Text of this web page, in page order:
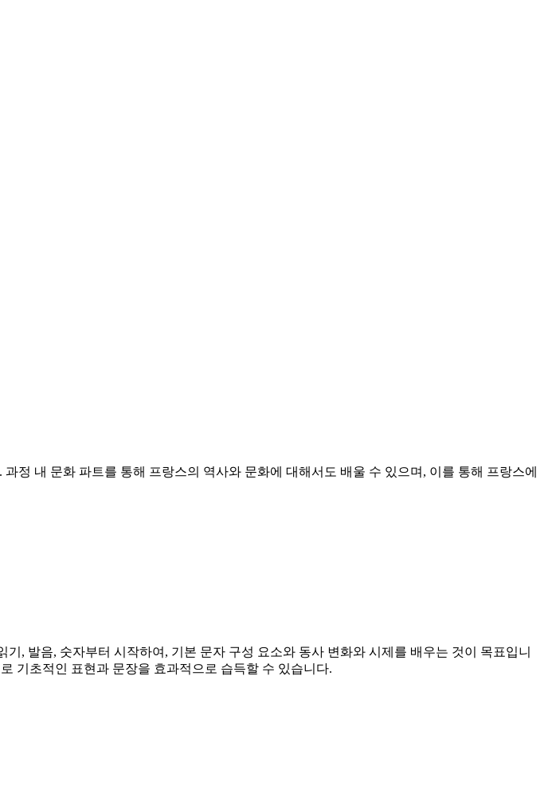
정 내 문화 파트를 통해 프랑스의 역사와 문화에 대해서도 배울 수 있으며, 이를 통해 프랑스에
, 발음, 숫자부터 시작하여, 기본 문자 구성 요소와 동사 변화와 시제를 배우는 것이 목표입니
기초적인 표현과 문장을 효과적으로 습득할 수 있습니다.